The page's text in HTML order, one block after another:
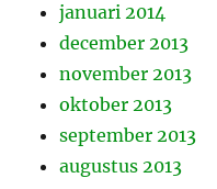
januari 2014
december 2013
november 2013
oktober 2013
september 2013
augustus 2013